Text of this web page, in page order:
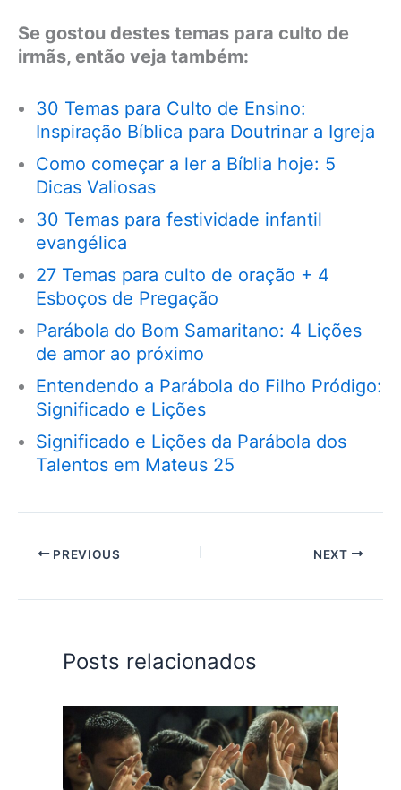
Se gostou destes temas para culto de
irmãs, então veja também:
30 Temas para Culto de Ensino:
Inspiração Bíblica para Doutrinar a Igreja
Como começar a ler a Bíblia hoje: 5
Dicas Valiosas
30 Temas para festividade infantil
evangélica
27 Temas para culto de oração + 4
Esboços de Pregação
Parábola do Bom Samaritano: 4 Lições
de amor ao próximo
Entendendo a Parábola do Filho Pródigo:
Significado e Lições
Significado e Lições da Parábola dos
Talentos em Mateus 25
PREVIOUS NEXT
Posts relacionados